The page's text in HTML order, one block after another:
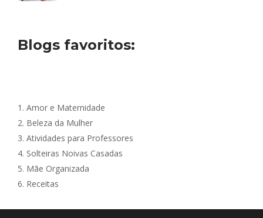
Blogs favoritos:
1. Amor e Maternidade
2. Beleza da Mulher
3. Atividades para Professores
4. Solteiras Noivas Casadas
5. Mãe Organizada
6. Receitas